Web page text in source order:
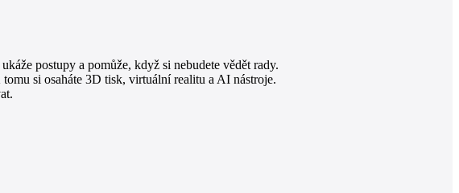
postupy a pomůže, když si nebudete vědět rady.
si osaháte 3D tisk, virtuální realitu a AI nástroje.